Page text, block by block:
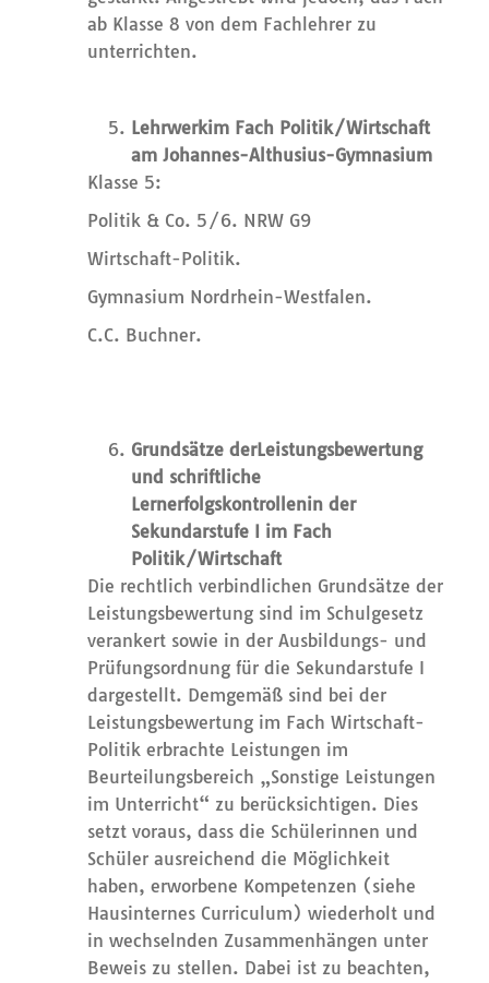
ab Klasse 8 von dem Fachlehrer zu
unterrichten.
Lehrwerkim Fach Politik/Wirtschaft
am Johannes-Althusius-Gymnasium
Klasse 5:
Politik & Co. 5/6. NRW G9
Wirtschaft-Politik.
Gymnasium Nordrhein-Westfalen.
C.C. Buchner.
Grundsätze derLeistungsbewertung
und schriftliche
Lernerfolgskontrollenin der
Sekundarstufe I im Fach
Politik/Wirtschaft
Die rechtlich verbindlichen Grundsätze der
Leistungsbewertung sind im Schulgesetz
verankert sowie in der Ausbildungs- und
Prüfungsordnung für die Sekundarstufe I
dargestellt. Demgemäß sind bei der
Leistungsbewertung im Fach Wirtschaft-
Politik erbrachte Leistungen im
Beurteilungsbereich „Sonstige Leistungen
im Unterricht“ zu berücksichtigen. Dies
setzt voraus, dass die Schülerinnen und
Schüler ausreichend die Möglichkeit
haben, erworbene Kompetenzen (siehe
Hausinternes Curriculum) wiederholt und
in wechselnden Zusammenhängen unter
Beweis zu stellen. Dabei ist zu beachten,